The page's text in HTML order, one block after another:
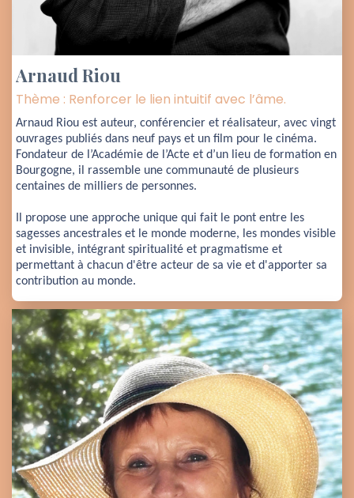
Arnaud Riou
Thème : Renforcer le lien intuitif avec l’âme.
Arnaud Riou est auteur, conférencier et réalisateur, avec vingt
ouvrages publiés dans neuf pays et un film pour le cinéma.
Fondateur de l’Académie de l’Acte et d’un lieu de formation en
Bourgogne, il rassemble une communauté de plusieurs
centaines de milliers de personnes.
Il propose une approche unique qui fait le pont entre les
sagesses ancestrales et le monde moderne, les mondes visible
et invisible, intégrant spiritualité et pragmatisme et
permettant à chacun d'être acteur de sa vie et d'apporter sa
contribution au monde.